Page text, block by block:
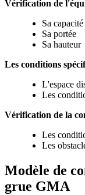
Vérification de
Sa
Sa portée
Sa hauteur
Les conditions
L'espace
Les
Vérification de la
Les
Les
Modèle de
grue GMA